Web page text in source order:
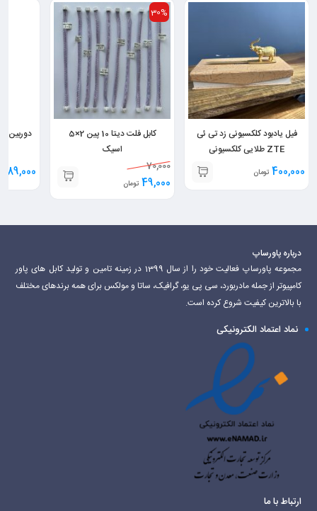
فیل یادبود کلکسیونی زد تی ئی
ZTE طلایی کلکسیونی
400,000 تومان
30%
کابل فلت دیتا 10 پین 2×5
اسیک
70,000
49,000 تومان
درباره پاورساپ
مجموعه پاورساپ فعالیت خود را از سال 1399 در زمینه تامین و تولید کابل های پاور
کامپیوتر از جمله مادربورد، سی پی یو، گرافیک، ساتا و مولکس برای همه برندهای مختلف
با بالاترین کیفیت شروع کرده است.
نماد اعتماد الکترونیکی
ارتباط با ما